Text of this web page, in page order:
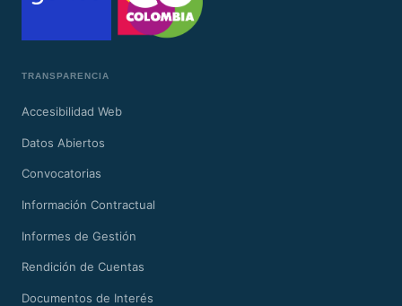
TRANSPARENCIA
Accesibilidad Web
Datos Abiertos
Convocatorias
Información Contractual
Informes de Gestión
Rendición de Cuentas
Documentos de Interés